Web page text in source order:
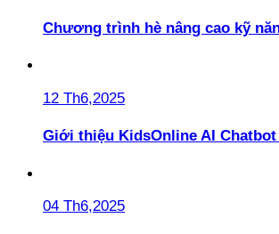
Chương trình hè nâng cao kỹ
12 Th6,2025
Giới thiệu KidsOnline AI
04 Th6,2025